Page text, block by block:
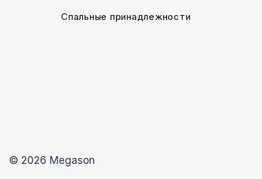
Спальные принадлежности
© 2026 Megason